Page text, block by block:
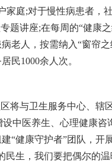
家庭;对于慢性病患者，
题讲座;在每周的“健康
老人，按需纳入“窗帘
民1000余人次。
将与卫生服务中心、辖
中医养生、心理健康咨
“健康守护者”团队，开
民生，我们要把偶尔的